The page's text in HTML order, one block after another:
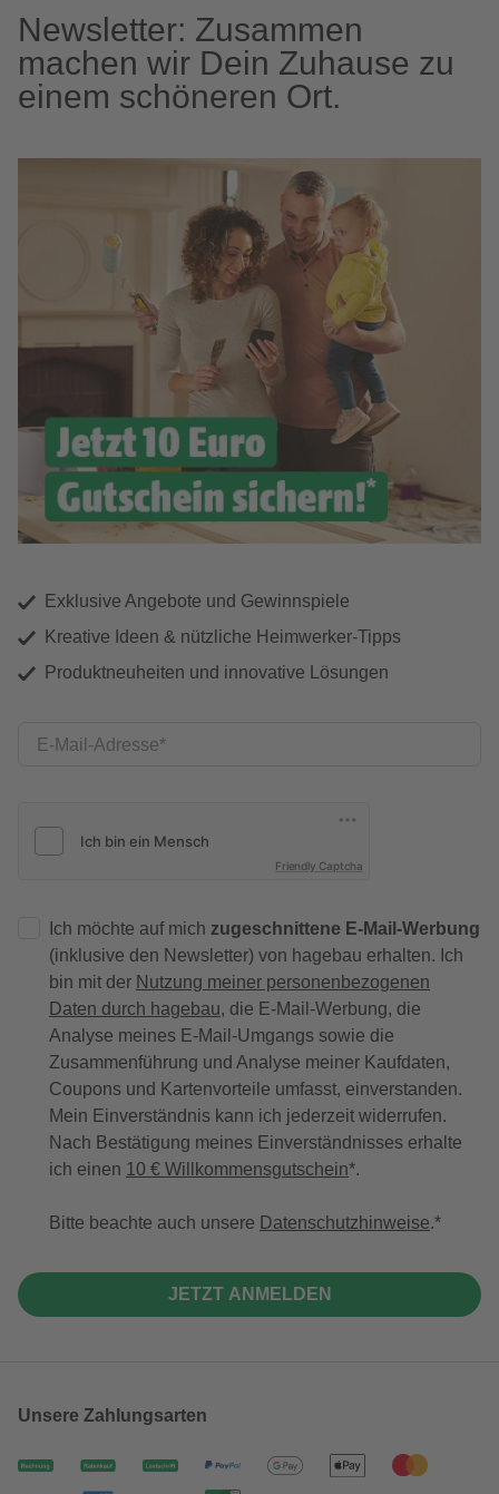
Newsletter: Zusammen
machen wir Dein Zuhause zu
einem schöneren Ort.
Exklusive Angebote und Gewinnspiele
Kreative Ideen & nützliche Heimwerker-Tipps
Produktneuheiten und innovative Lösungen
E-Mail-Adresse
Friendly Captcha
Ich möchte auf mich zugeschnittene E-Mail-Werbung
(inklusive den Newsletter) von hagebau erhalten. Ich
bin mit der Nutzung meiner personenbezogenen
Daten durch hagebau, die E-Mail-Werbung, die
Analyse meines E-Mail-Umgangs sowie die
Zusammenführung und Analyse meiner Kaufdaten,
Coupons und Kartenvorteile umfasst, einverstanden.
Mein Einverständnis kann ich jederzeit widerrufen.
Nach Bestätigung meines Einverständnisses erhalte
ich einen 10 € Willkommensgutschein*.
Bitte beachte auch unsere Datenschutzhinweise.
JETZT ANMELDEN
Unsere Zahlungsarten